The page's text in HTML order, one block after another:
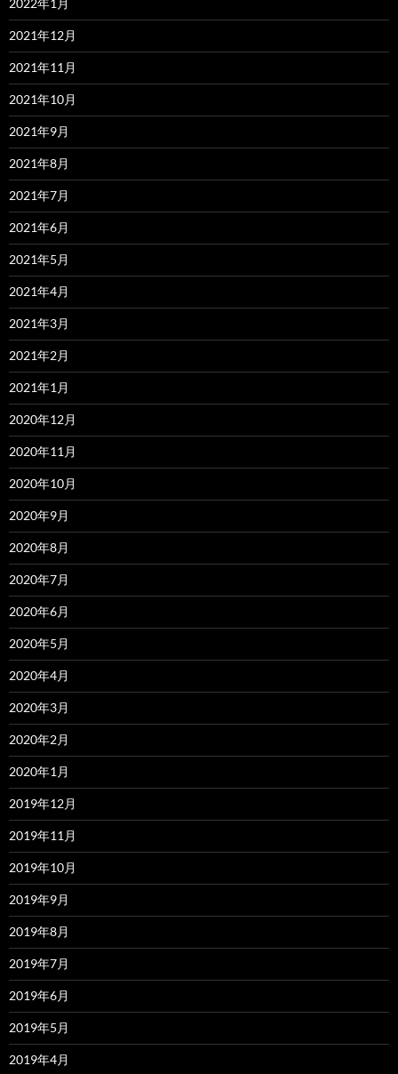
2022年1月
2021年12月
2021年11月
2021年10月
2021年9月
2021年8月
2021年7月
2021年6月
2021年5月
2021年4月
2021年3月
2021年2月
2021年1月
2020年12月
2020年11月
2020年10月
2020年9月
2020年8月
2020年7月
2020年6月
2020年5月
2020年4月
2020年3月
2020年2月
2020年1月
2019年12月
2019年11月
2019年10月
2019年9月
2019年8月
2019年7月
2019年6月
2019年5月
2019年4月